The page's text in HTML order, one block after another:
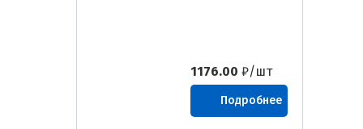
1176.00 ₽/шт
Подробнее